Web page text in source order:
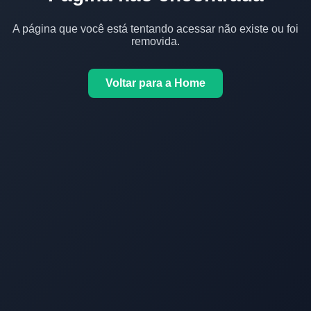
A página que você está tentando acessar não existe ou foi
removida.
Voltar para a Home